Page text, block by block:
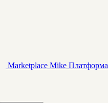
Marketplace Mike Платформа